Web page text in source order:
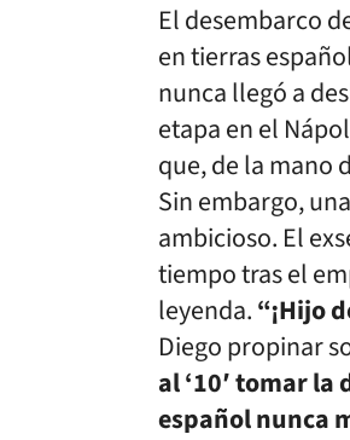
El desembarco
en tierras
nunca llegó a
etapa en el
que, de la mano
Sin embargo,
ambicioso. El
tiempo tras el
leyenda.“¡Hijo
Diego propinar
al ‘10′ tomar
español nunca